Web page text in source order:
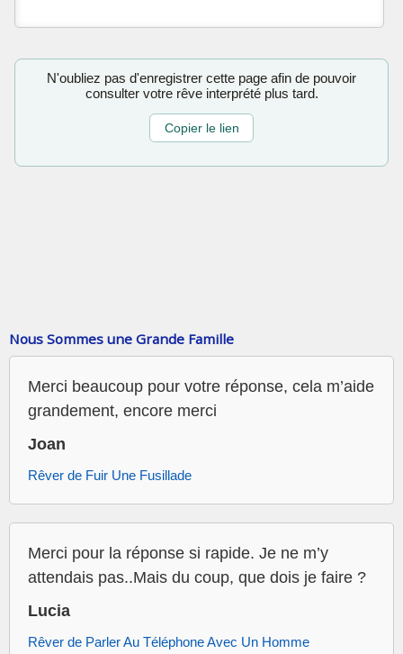
N'oubliez pas d'enregistrer cette page afin de pouvoir
consulter votre rêve interprété plus tard.
Copier le lien
Nous Sommes une Grande Famille
Merci beaucoup pour votre réponse, cela m’aide
grandement, encore merci
Joan
Rêver de Fuir Une Fusillade
Merci pour la réponse si rapide. Je ne m’y
attendais pas..Mais du coup, que dois je faire ?
Lucia
Rêver de Parler Au Téléphone Avec Un Homme